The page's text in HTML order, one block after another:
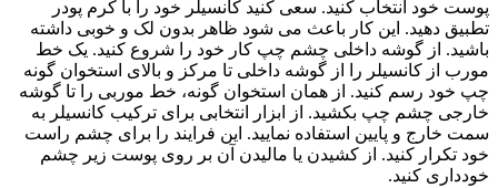
پوست خود انتخاب کنید. سعی کنید کانسیلر خود را با کرم پودر
تطبیق دهید. این کار باعث می شود ظاهر بدون لک و خوبی داشته
باشید. از گوشه داخلی چشم چپ کار خود را شروع کنید. یک خط
مورب از کانسیلر را از گوشه داخلی تا مرکز و بالای استخوان گونه
چپ خود رسم کنید. از همان استخوان گونه، خط موربی را تا گوشه
خارجی چشم چپ بکشید. از ابزار انتخابی برای ترکیب کانسیلر به
سمت خارج و پایین استفاده نمایید. این فرایند را برای چشم راست
خود تکرار کنید. از کشیدن یا مالیدن آن بر روی پوست زیر چشم
خودداری کنید.